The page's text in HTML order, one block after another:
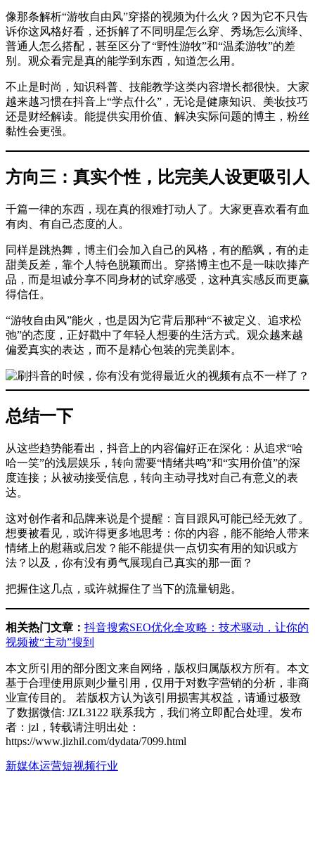
像那条解析“游牧自由风”穿搭的视频为什么火？因为它不只告
诉你这风格好看，还拆解了不同明星怎么穿、秀场怎么演绎、
普通人怎么搭配，甚至区分了“野性游牧”和“温柔游牧”的差
别。观众看完是真的能学到东西，知道怎么用。
不止是时尚，知识科普、技能教学这类内容增长都很快。大家
越来越习惯在抖音上“学点什么”，无论是健康知识、美妆技巧
还是财经解读。能提供实用价值、解决实际问题的博主，粉丝
黏性会更强。
方向三：真实个性，比完美人设更吸引人
千篇一律的东西，现在真的很难打动人了。大家更喜欢看有血
有肉、有自己态度的人。
同样是跳热舞，博主们会加入自己的风格，有的酷飒，有的走
甜美反差，靠个人特色脱颖而出。穿搭博主也不是一味吹捧产
品，而是坦诚分享不同身材的试穿感受，这种真实感反而更赢
得信任。
“游牧自由风”能火，也是因为它背后那种“不被定义、追求松
弛”的态度，正好戳中了年轻人想要的生活方式。观众越来越
偏爱真实的表达，而不是精心包装的完美剧本。
总结一下
从这些趋势能看出，抖音上的内容偏好正在深化：从追求“哈
哈一笑”的浅层娱乐，转向需要“情绪共鸣”和“实用价值”的深
度连接；从被动接受信息，转向主动寻找对自己有意义的表
达。
这对创作者和品牌来说是个提醒：盲目跟风可能已经无效了。
想要被看见，或许得更多地思考：你的内容，能不能给人带来
情绪上的慰藉或启发？能不能提供一点切实有用的知识或方
法？以及，你有没有勇气展现自己真实的那一面？
把握住这几点，或许就握住了当下的流量钥匙。
相关热门文章： 抖音搜索SEO优化全攻略：技术驱动，让你的
视频被“主动”搜到
本文所引用的部分图文来自网络，版权归属版权方所有。本文
基于合理使用原则少量引用，仅用于对数字营销的分析，非商
业宣传目的。 若版权方认为该引用损害其权益，请通过极致
了数据微信: JZL3122 联系我方，我们将立即配合处理。发布
者：jzl，转载请注明出处：
https://www.jizhil.com/dydata/7099.html
新媒体运营短视频行业